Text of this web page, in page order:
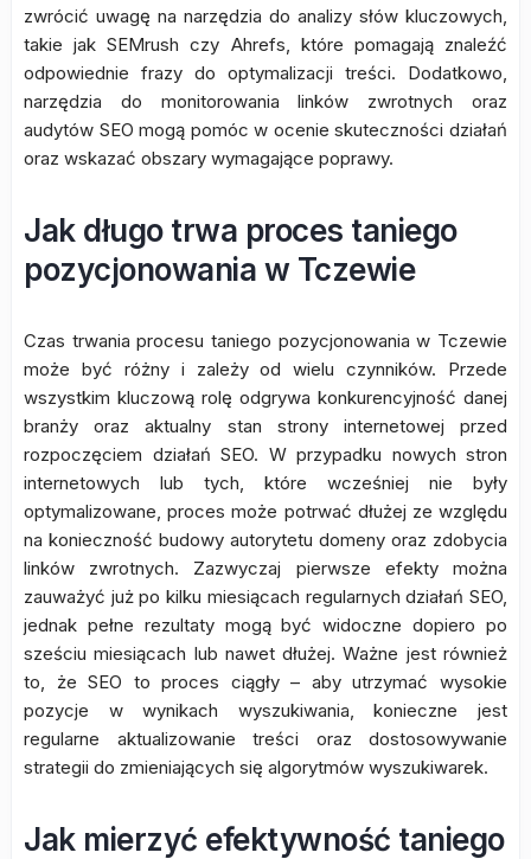
zwrócić uwagę na narzędzia do analizy słów kluczowych,
takie jak SEMrush czy Ahrefs, które pomagają znaleźć
odpowiednie frazy do optymalizacji treści. Dodatkowo,
narzędzia do monitorowania linków zwrotnych oraz
audytów SEO mogą pomóc w ocenie skuteczności działań
oraz wskazać obszary wymagające poprawy.
Jak długo trwa proces taniego
pozycjonowania w Tczewie
Czas trwania procesu taniego pozycjonowania w Tczewie
może być różny i zależy od wielu czynników. Przede
wszystkim kluczową rolę odgrywa konkurencyjność danej
branży oraz aktualny stan strony internetowej przed
rozpoczęciem działań SEO. W przypadku nowych stron
internetowych lub tych, które wcześniej nie były
optymalizowane, proces może potrwać dłużej ze względu
na konieczność budowy autorytetu domeny oraz zdobycia
linków zwrotnych. Zazwyczaj pierwsze efekty można
zauważyć już po kilku miesiącach regularnych działań SEO,
jednak pełne rezultaty mogą być widoczne dopiero po
sześciu miesiącach lub nawet dłużej. Ważne jest również
to, że SEO to proces ciągły – aby utrzymać wysokie
pozycje w wynikach wyszukiwania, konieczne jest
regularne aktualizowanie treści oraz dostosowywanie
strategii do zmieniających się algorytmów wyszukiwarek.
Jak mierzyć efektywność taniego